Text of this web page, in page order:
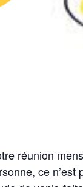
réunion
ce